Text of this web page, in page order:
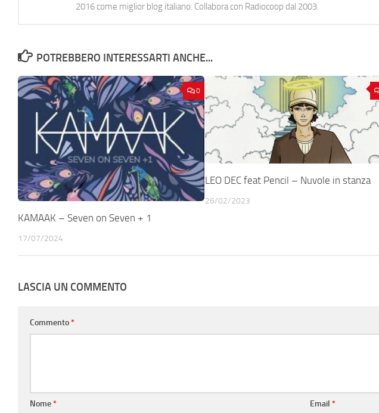
2016 come miglior blog italiano. Collabora con Radiocoop dal 2003.
POTREBBERO INTERESSARTI ANCHE...
0
KAMAAK – Seven on Seven + 1
17/07/2024
LEO DEC feat Pencil – Nuvole in stanza
26/02/2023
LASCIA UN COMMENTO
Commento*
Nome* Email*